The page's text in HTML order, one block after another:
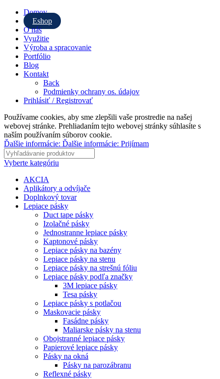
Domov
Eshop
O nás
Využitie
Výroba a spracovanie
Portfólio
Blog
Kontakt
Back
Podmienky ochrany os. údajov
Prihlásiť / Registrovať
Používame cookies, aby sme zlepšili vaše prostredie na našej
webovej stránke. Prehliadaním tejto webovej stránky súhlasíte s
naším používaním súborov cookie.
Ďalšie informácie: Ďalšie informácie: Prijímam
Vyberte kategóriu
AKCIA
Aplikátory a odvíjače
Doplnkový tovar
Lepiace pásky
Duct tape pásky
Izolačné pásky
Jednostranne lepiace pásky
Kaptonové pásky
Lepiace pásky na bazény
Lepiace pásky na stenu
Lepiace pásky na strešnú fóliu
Lepiace pásky podľa značky
3M lepiace pásky
Tesa pásky
Lepiace pásky s potlačou
Maskovacie pásky
Fasádne pásky
Maliarske pásky na stenu
Obojstranné lepiace pásky
Papierové lepiace pásky
Pásky na okná
Pásky na parozábranu
Reflexné pásky